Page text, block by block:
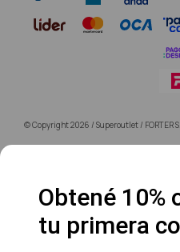
© Copyright 2026 / Superoutlet / FORTER
Obtené 10%
tu primera